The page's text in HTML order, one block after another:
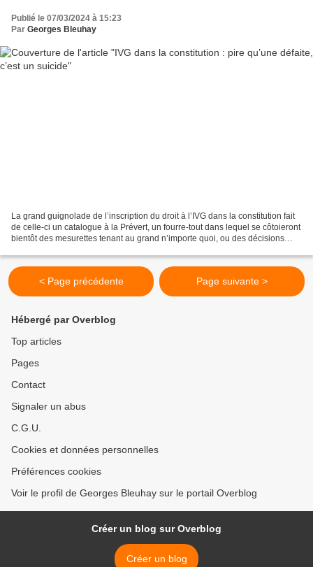
Publié le 07/03/2024 à 15:23
Par Georges Bleuhay
La grand guignolade de l’inscription du droit à l’IVG dans la constitution fait
de celle-ci un catalogue à la Prévert, un fourre-tout dans lequel se côtoieront
bientôt des mesurettes tenant au grand n’importe quoi, ou des décisions
< Page précédente Page suivante >
Hébergé par Overblog
Top articles
Pages
Contact
Signaler un abus
C.G.U.
Cookies et données personnelles
Préférences cookies
Voir le profil de Georges Bleuhay sur le portail Overblog
Créer un blog sur Overblog
Créer un blog